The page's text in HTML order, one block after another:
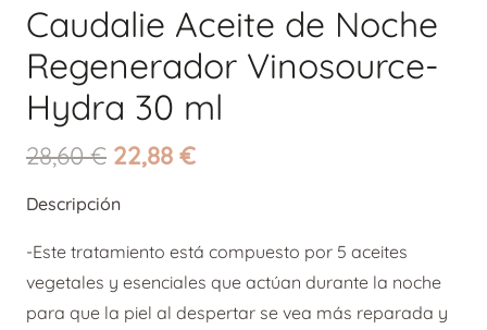
Caudalie Aceite de Noche
Regenerador Vinosource-
Hydra 30 ml
28,60€ El
original
era:
28,60 €.
22,88 €El
es:
22,88 €.
Descripción
-Este tratamiento está compuesto por 5 aceites
vegetales y esenciales que actúan durante la noche
para que la piel al despertar se vea más reparada y